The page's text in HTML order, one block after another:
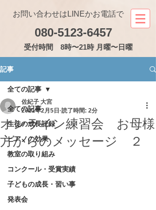
080-5123-6457
お問い合わせはLINEかお電話で
受付時間 8時〜21時 月曜〜日曜
記事
全ての記事
生徒の成長記録
ピアノの効果
教室の取り組み
コンクール・受賞実績
子どもの成長・習い事
発表会
全ての記事
オンライン練習会 お母様
方からのメッセージ ２
佐紀子 大宮
2021年2月5日 読了時間: 2分